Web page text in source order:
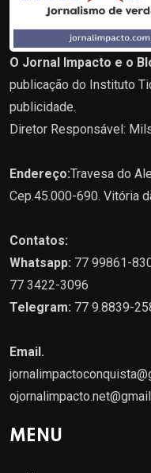
O Jornal Impacto e o
publicação do Instituto
publicidade.
Diretor Responsável:
Endereço:Travesa do
Cep.45.000-690. Vitória
Contatos:
Whatsapp: 77 99861-
77 3422-3096
Telegram: 77 9.8839-
Email.
MENU